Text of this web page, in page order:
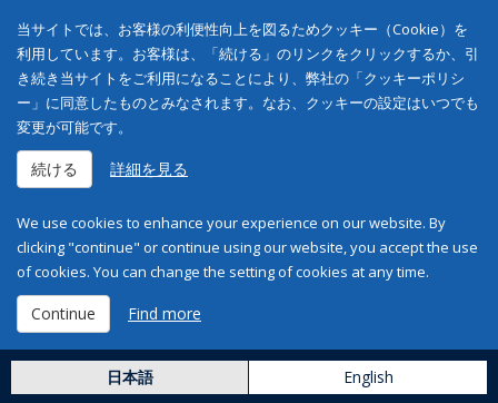
当サイトでは、お客様の利便性向上を図るためクッキー（Cookie）を
利用しています。お客様は、「続ける」のリンクをクリックするか、引
き続き当サイトをご利用になることにより、弊社の「クッキーポリシ
ー」に同意したものとみなされます。なお、クッキーの設定はいつでも
変更が可能です。
続ける 詳細を見る
We use cookies to enhance your experience on our website. By
clicking "continue" or continue using our website, you accept the use
of cookies. You can change the setting of cookies at any time.
Continue Find more
日本語 English